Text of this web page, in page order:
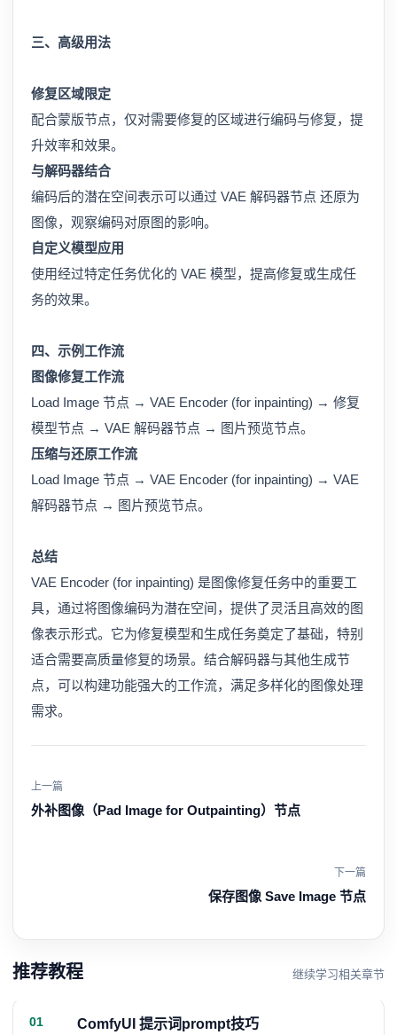
三、高级用法
修复区域限定
配合蒙版节点，仅对需要修复的区域进行编码与修复，提
升效率和效果。
与解码器结合
编码后的潜在空间表示可以通过 VAE 解码器节点 还原为
图像，观察编码对原图的影响。
自定义模型应用
使用经过特定任务优化的 VAE 模型，提高修复或生成任
务的效果。
四、示例工作流
图像修复工作流
Load Image 节点 → VAE Encoder (for inpainting) → 修复
模型节点 → VAE 解码器节点 → 图片预览节点。
压缩与还原工作流
Load Image 节点 → VAE Encoder (for inpainting) → VAE
解码器节点 → 图片预览节点。
总结
VAE Encoder (for inpainting) 是图像修复任务中的重要工
具，通过将图像编码为潜在空间，提供了灵活且高效的图
像表示形式。它为修复模型和生成任务奠定了基础，特别
适合需要高质量修复的场景。结合解码器与其他生成节
点，可以构建功能强大的工作流，满足多样化的图像处理
需求。
上一篇
外补图像（Pad Image for Outpainting）节点
下一篇
保存图像 Save Image 节点
推荐教程 继续学习相关章节
01 ComfyUI 提示词prompt技巧